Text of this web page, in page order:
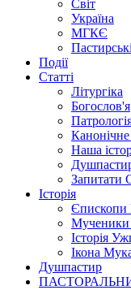
Світ
Україна
МГКЄ
Події
Статті
Літургіка
Богослов'я
Наша
Запитати
Історія
Мученики
Історія
Ікона
Душпастир